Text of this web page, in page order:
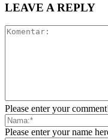
LEAVE A REPLY
Please enter your
Please enter your name